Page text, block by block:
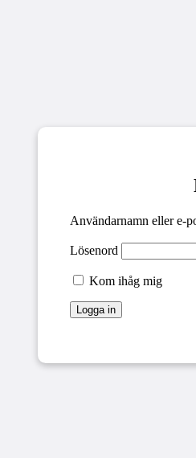
Användarnamn eller e-
Lösenord
Kom ihåg mig